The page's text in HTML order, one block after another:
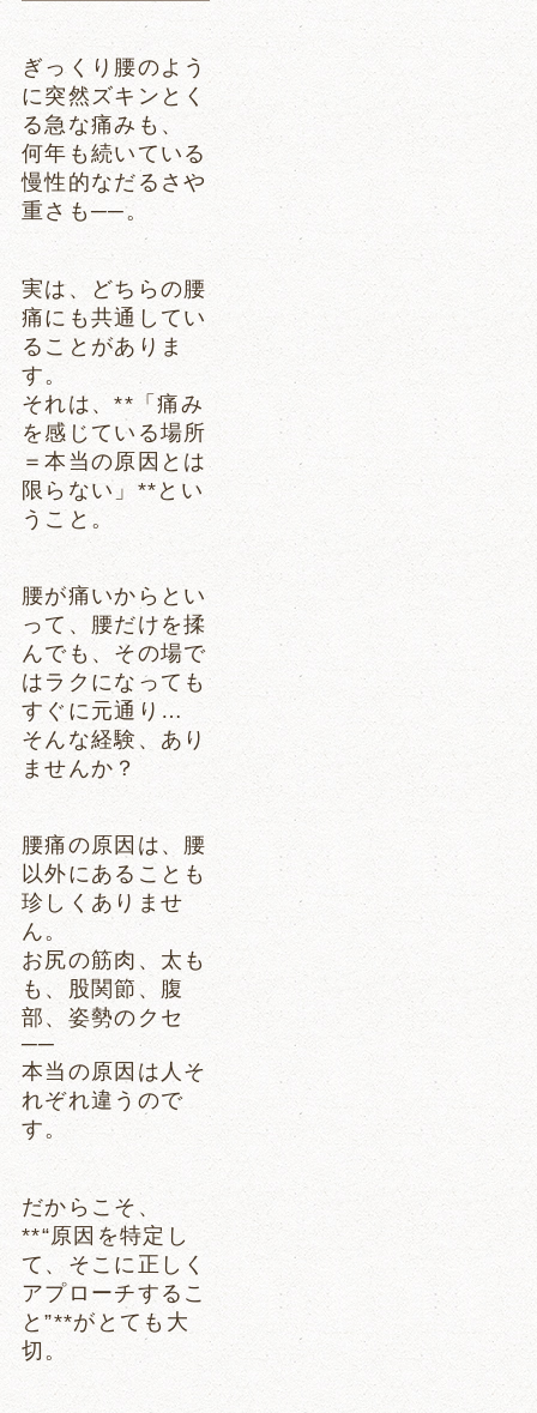
ぎっくり腰のよう
に突然ズキンとく
る急な痛みも、
何年も続いている
慢性的なだるさや
重さも──。
実は、どちらの腰
痛にも共通してい
ることがありま
す。
それは、**「痛み
を感じている場所
＝本当の原因とは
限らない」**とい
うこと。
腰が痛いからとい
って、腰だけを揉
んでも、その場で
はラクになっても
すぐに元通り…
そんな経験、あり
ませんか？
腰痛の原因は、腰
以外にあることも
珍しくありませ
ん。
お尻の筋肉、太も
も、股関節、腹
部、姿勢のクセ
──
本当の原因は人そ
れぞれ違うので
す。
だからこそ、
**“原因を特定し
て、そこに正しく
アプローチするこ
と”**がとても大
切。